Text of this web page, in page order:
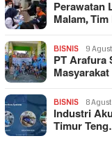
Perawatan
Malam,
BISNIS 9
PT Arafura
BISNIS 8
Industri
Timur